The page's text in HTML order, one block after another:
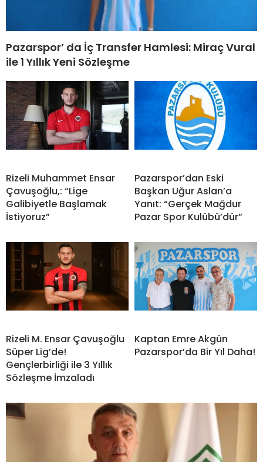
Pazarspor’ da İç Transfer Hamlesi: Miraç Vural
ile 1 Yıllık Yeni Sözleşme
Rizeli Muhammet Ensar
Çavuşoğlu,: “Lige
Galibiyetle Başlamak
İstiyoruz”
Pazarspor’dan Eski
Başkan Uğur Aslan’a
Yanıt: “Gerçek Mağdur
Pazar Spor Kulübü’dür”
Rizeli M. Ensar Çavuşoğlu
Süper Lig’de!
Gençlerbirliği ile 3 Yıllık
Sözleşme İmzaladı
Kaptan Emre Akgün
Pazarspor’da Bir Yıl Daha!